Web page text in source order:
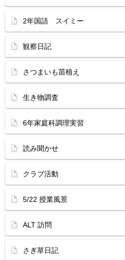
2年国語 スイミー
観察日記
さつまいも苗植え
生き物調査
6年家庭科調理実習
読み聞かせ
クラブ活動
5/22 授業風景
ALT 訪問
さぎ草日記